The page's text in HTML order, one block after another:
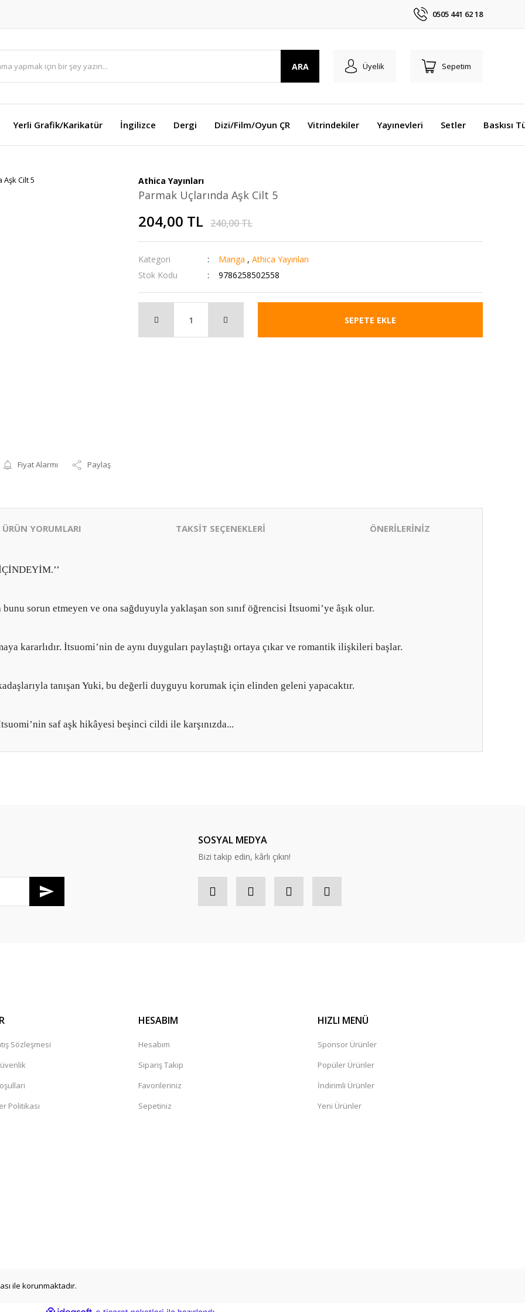
0505 441 62 18
ARA Üyelik Sepetim
Yerli Grafik/Karikatür İngilizce Dergi Dizi/Film/Oyun ÇR Vitrindekiler Yayınevleri Setler Baskısı
Fiyat Alarmı Paylaş
Athica Yayınları
Parmak Uçlarında Aşk Cilt 5
204,00 TL 240,00 TL
Kategori Manga , Athica Yayınları
Stok Kodu
9786258502558
SEPETE EKLE
ÜRÜN YORUMLARI TAKSİT SEÇENEKLERİ ÖNERİLERİNİZ
sorun etmeyen ve ona sağduyuyla yaklaşan son sınıf öğrencisi İtsuomi’ye âşık olur.
kararlıdır. İtsuomi’nin de aynı duyguları paylaştığı ortaya çıkar ve romantik ilişkileri başlar.
tanışan Yuki, bu değerli duyguyu korumak için elinden geleni yapacaktır.
saf aşk hikâyesi beşinci cildi ile karşınızda...
SOSYAL MEDYA
Bizi takip edin, kârlı çıkın!
Sözleşmesi
Politikası
HESABIM
Hesabım
Sipariş Takip
Favorileriniz
Sepetiniz
HIZLI MENÜ
Sponsor Ürünler
Popüler Ürünler
İndirimli Ürünler
Yeni Ürünler
ile korunmaktadır.